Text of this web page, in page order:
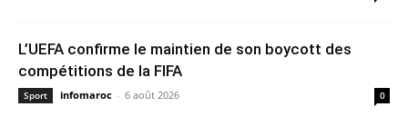
L’UEFA confirme le maintien de son boycott des
compétitions de la FIFA
Sport infomaroc - 6 août 2026 0